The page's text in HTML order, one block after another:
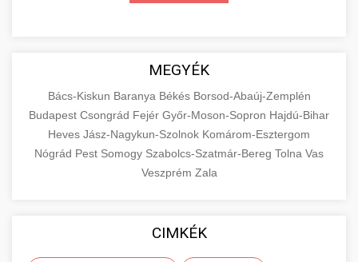
MEGYÉK
Bács-Kiskun Baranya Békés Borsod-Abaúj-Zemplén
Budapest Csongrád Fejér Győr-Moson-Sopron Hajdú-Bihar
Heves Jász-Nagykun-Szolnok Komárom-Esztergom
Nógrád Pest Somogy Szabolcs-Szatmár-Bereg Tolna Vas
Veszprém Zala
CIMKÉK